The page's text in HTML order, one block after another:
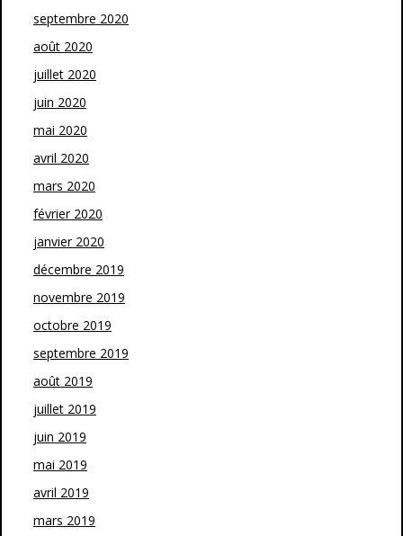
septembre 2020
août 2020
juillet 2020
juin 2020
mai 2020
avril 2020
mars 2020
février 2020
janvier 2020
décembre 2019
novembre 2019
octobre 2019
septembre 2019
août 2019
juillet 2019
juin 2019
mai 2019
avril 2019
mars 2019